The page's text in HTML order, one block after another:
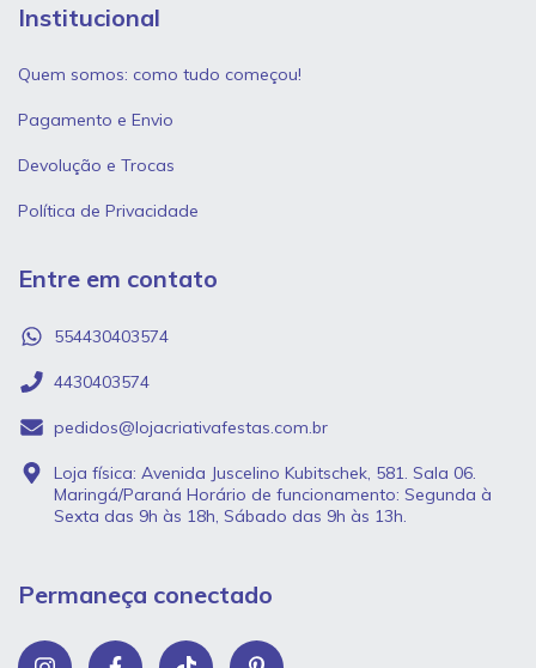
Institucional
Quem somos: como tudo começou!
Pagamento e Envio
Devolução e Trocas
Política de Privacidade
Entre em contato
554430403574
4430403574
pedidos@lojacriativafestas.com.br
Loja física: Avenida Juscelino Kubitschek, 581. Sala 06.
Maringá/Paraná Horário de funcionamento: Segunda à
Sexta das 9h às 18h, Sábado das 9h às 13h.
Permaneça conectado